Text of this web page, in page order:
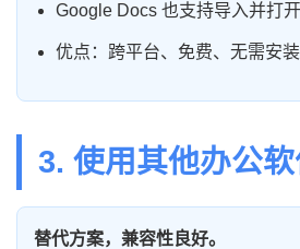
Google Docs 也支持导入并打开
优点：跨平台、免费、无需安
3. 使用其他办公
替代方案，兼容性良好。